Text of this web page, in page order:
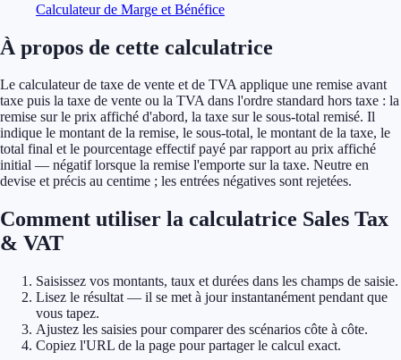
Calculateur de Marge et Bénéfice
À propos de cette calculatrice
Le calculateur de taxe de vente et de TVA applique une remise avant
taxe puis la taxe de vente ou la TVA dans l'ordre standard hors taxe : la
remise sur le prix affiché d'abord, la taxe sur le sous-total remisé. Il
indique le montant de la remise, le sous-total, le montant de la taxe, le
total final et le pourcentage effectif payé par rapport au prix affiché
initial — négatif lorsque la remise l'emporte sur la taxe. Neutre en
devise et précis au centime ; les entrées négatives sont rejetées.
Comment utiliser la calculatrice Sales Tax
& VAT
Saisissez vos montants, taux et durées dans les champs de saisie.
Lisez le résultat — il se met à jour instantanément pendant que
vous tapez.
Ajustez les saisies pour comparer des scénarios côte à côte.
Copiez l'URL de la page pour partager le calcul exact.